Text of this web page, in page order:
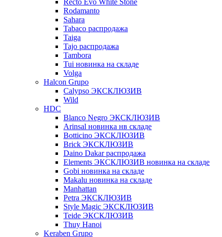
Recto Evo White Stone
Rodamanto
Sahara
Tabaco распродажа
Taiga
Tajo распродажа
Tambora
Tui новинка на складе
Volga
Halcon Grupo
Calypso ЭКСКЛЮЗИВ
Wild
HDC
Blanco Negro ЭКСКЛЮЗИВ
Arinsal новинка нв складе
Botticino ЭКСКЛЮЗИВ
Brick ЭКСКЛЮЗИВ
Daino Dakar распродажа
Elements ЭКСКЛЮЗИВ новинка на складе
Gobi новинка на складе
Makalu новинка на складе
Manhattan
Petra ЭКСКЛЮЗИВ
Style Magic ЭКСКЛЮЗИВ
Teide ЭКСКЛЮЗИВ
Thuy Hanoi
Keraben Grupo